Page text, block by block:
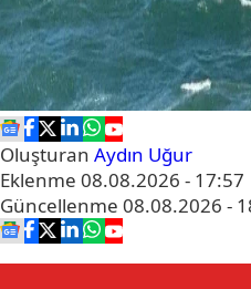
Oluşturan Aydın Uğur
Eklenme 08.08.2026 - 17:57
Güncellenme 08.08.2026 -